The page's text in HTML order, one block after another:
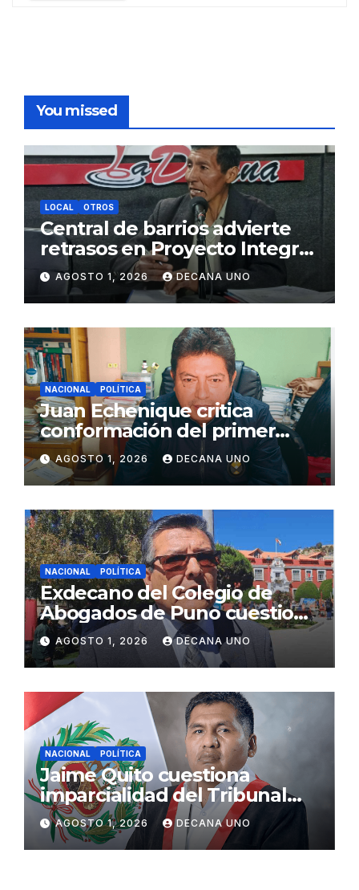
You missed
LOCAL OTROS
Central de barrios advierte
retrasos en Proyecto Integral
de Agua y Alcantarillado para
Juliaca
AGOSTO 1, 2026 DECANA UNO
NACIONAL POLÍTICA
Juan Echenique critica
conformación del primer
gabinete ministerial de Keiko
Fujimori
AGOSTO 1, 2026 DECANA UNO
NACIONAL POLÍTICA
Exdecano del Colegio de
Abogados de Puno cuestiona
propuestas sobre seguridad
ciudadana
AGOSTO 1, 2026 DECANA UNO
NACIONAL POLÍTICA
Jaime Quito cuestiona
imparcialidad del Tribunal
Constitucional tras liberación
de Ollanta Humala
AGOSTO 1, 2026 DECANA UNO